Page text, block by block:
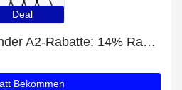
Deal
Verifizierte Fotokalender A2-Rabatte: 14% Rabatt
Bekommen